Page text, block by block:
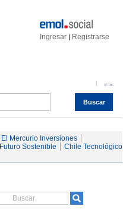
Ingresar | Registrarse
Buscar
Servicios
El Mercurio Inversiones
Futuro Sostenible
Chile Tecnológico